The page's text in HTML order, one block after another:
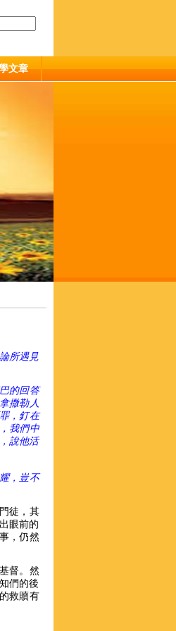
文章
所遇見
的回答
撒勒人
，釘在
我們中
說他活
，豈不
徒，其
眼前的
，仍然
督。然
們的後
救贖有